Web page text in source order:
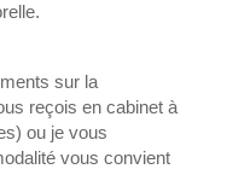
sur la
reçois en cabinet à
ou je vous
vous convient